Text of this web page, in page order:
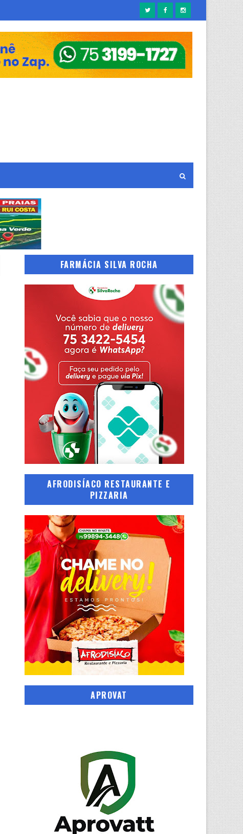
FARMÁCIA SILVA ROCHA
AFRODISÍACO RESTAURANTE E
PIZZARIA
APROVAT